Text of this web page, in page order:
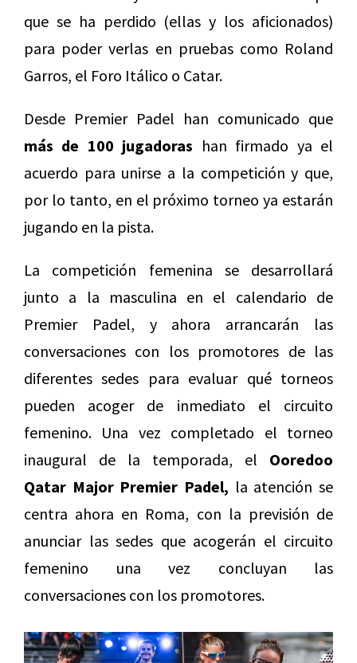
que se ha perdido (ellas y los aficionados)
para poder verlas en pruebas como Roland
Garros, el Foro Itálico o Catar.
Desde Premier Padel han comunicado que
más de 100 jugadoras han firmado ya el
acuerdo para unirse a la competición y que,
por lo tanto, en el próximo torneo ya estarán
jugando en la pista.
La competición femenina se desarrollará
junto a la masculina en el calendario de
Premier Padel, y ahora arrancarán las
conversaciones con los promotores de las
diferentes sedes para evaluar qué torneos
pueden acoger de inmediato el circuito
femenino. Una vez completado el torneo
inaugural de la temporada, el Ooredoo
Qatar Major Premier Padel, la atención se
centra ahora en Roma, con la previsión de
anunciar las sedes que acogerán el circuito
femenino una vez concluyan las
conversaciones con los promotores.